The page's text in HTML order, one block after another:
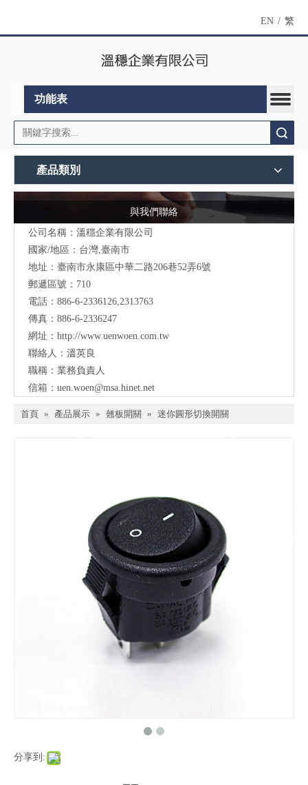
EN / 繁
功能表
產品類別
與我們聯絡
公司名稱：溫穩企業有限公司
國家/地區：台灣,臺南市
地址：臺南市永康區中華二路206巷52弄6號
郵遞區號：710
電話：886-6-2336126,2313763
傳真：886-6-2336247
網址： http://www.uenwoen.com.tw
聯絡人：溫英良
職稱：業務負責人
信箱： uen.woen@msa.hinet.net
首頁 » 產品展示 » 翹板開關 » 迷你圓形切換開關
分享到: